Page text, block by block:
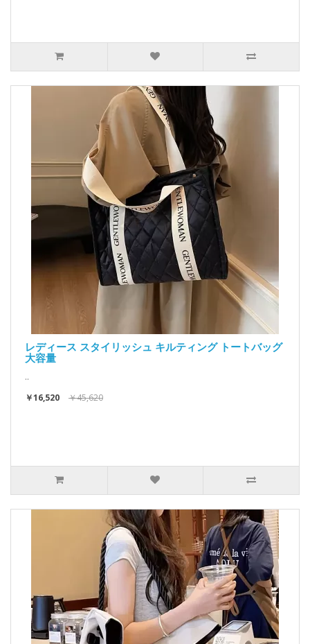
レディース スタイリッシュ キルティング トートバッグ
大容量
..
￥16,520
￥45,620